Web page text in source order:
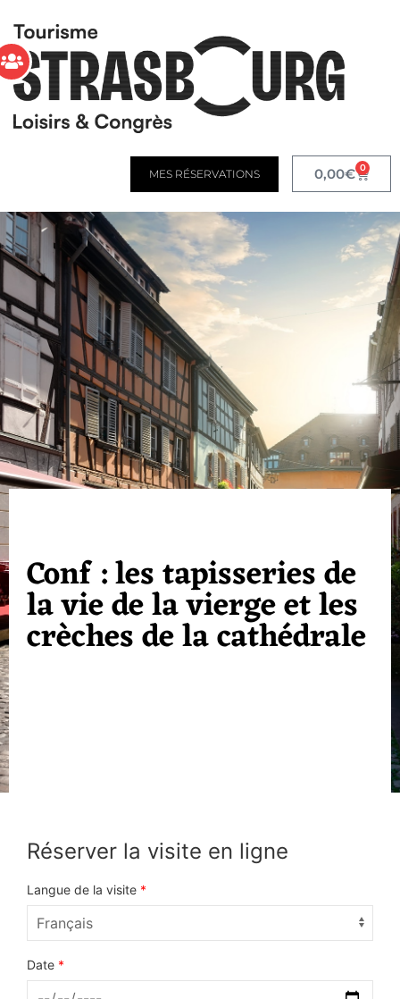
MES RÉSERVATIONS 0,00€ 0
Conf : les tapisseries de
la vie de la vierge et les
crèches de la cathédrale
Réserver la visite en ligne
Langue de la visite *
Date *